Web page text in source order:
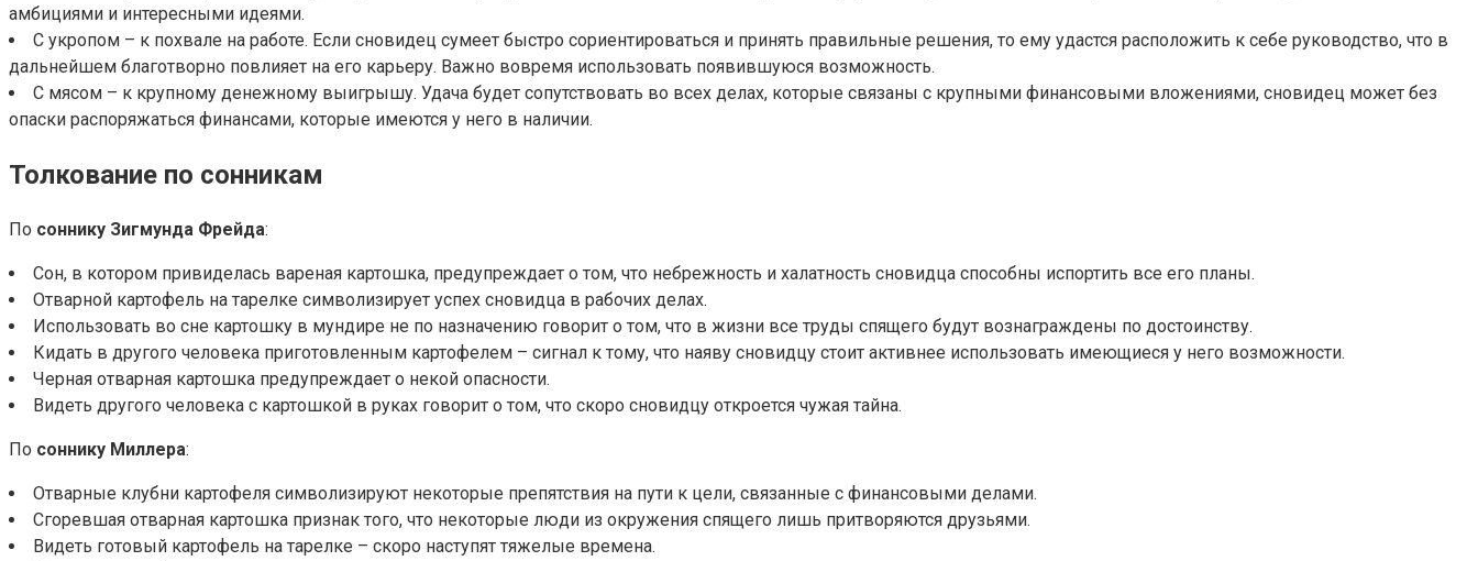
амбициями и интересными идеями.
С укропом – к похвале на работе. Если сновидец сумеет быстро сориентироваться и принять правильные решения, то ему удастся расположить к себе руководство, что в
дальнейшем благотворно повлияет на его карьеру. Важно вовремя использовать появившуюся возможность.
С мясом – к крупному денежному выигрышу. Удача будет сопутствовать во всех делах, которые связаны с крупными финансовыми вложениями, сновидец может без
опаски распоряжаться финансами, которые имеются у него в наличии.
Толкование по сонникам
По соннику Зигмунда Фрейда:
Сон, в котором привиделась вареная картошка, предупреждает о том, что небрежность и халатность сновидца способны испортить все его планы.
Отварной картофель на тарелке символизирует успех сновидца в рабочих делах.
Использовать во сне картошку в мундире не по назначению говорит о том, что в жизни все труды спящего будут вознаграждены по достоинству.
Кидать в другого человека приготовленным картофелем – сигнал к тому, что наяву сновидцу стоит активнее использовать имеющиеся у него возможности.
Черная отварная картошка предупреждает о некой опасности.
Видеть другого человека с картошкой в руках говорит о том, что скоро сновидцу откроется чужая тайна.
По соннику Миллера:
Отварные клубни картофеля символизируют некоторые препятствия на пути к цели, связанные с финансовыми делами.
Сгоревшая отварная картошка признак того, что некоторые люди из окружения спящего лишь притворяются друзьями.
Видеть готовый картофель на тарелке – скоро наступят тяжелые времена.